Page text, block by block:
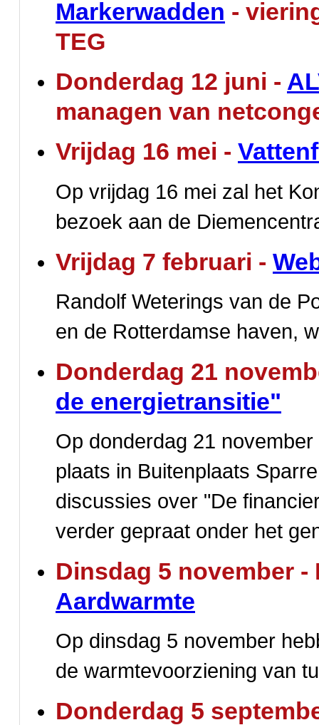
Markerwadden -
TEG
Donderdag 12 juni -
managen van
Vrijdag 16 mei -
Op vrijdag 16 mei zal het
bezoek aan de
Vrijdag 7 februari -
Randolf Weterings van de
en de Rotterdamse haven,
Donderdag 21
de energietransitie"
Op donderdag 21
plaats in Buitenplaats
discussies over "De
verder gepraat onder het
Dinsdag 5 november
Aardwarmte
Op dinsdag 5 november
de warmtevoorziening van
Donderdag 5